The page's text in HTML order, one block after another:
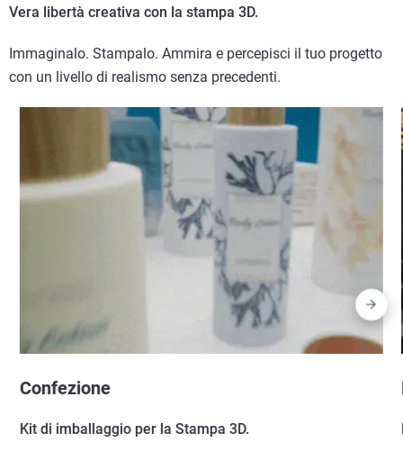
Vera libertà creativa con la stampa 3D.
Immaginalo. Stampalo. Ammira e percepisci il tuo progetto
con un livello di realismo senza precedenti.
Confezione
Kit di imballaggio per la Stampa 3D.